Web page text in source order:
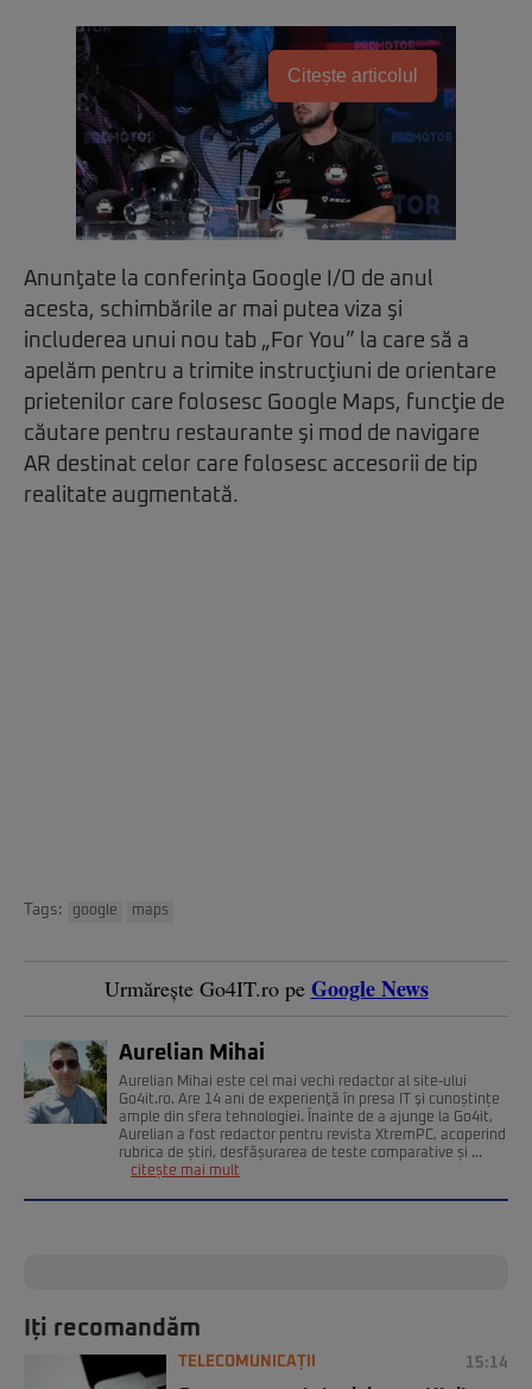
Citește articolul
Anunţate la conferinţa Google I/O de anul
acesta, schimbările ar mai putea viza şi
includerea unui nou tab „For You” la care să a
apelăm pentru a trimite instrucţiuni de orientare
prietenilor care folosesc Google Maps, funcţie de
căutare pentru restaurante şi mod de navigare
AR destinat celor care folosesc accesorii de tip
realitate augmentată.
Tags: google maps
Urmărește Go4IT.ro pe Google News
Aurelian Mihai
Aurelian Mihai este cel mai vechi redactor al site-ului
Go4it.ro. Are 14 ani de experienţă în presa IT şi cunoștințe
ample din sfera tehnologiei. Înainte de a ajunge la Go4it,
Aurelian a fost redactor pentru revista XtremPC, acoperind
rubrica de știri, desfășurarea de teste comparative și ...
citește mai mult
Iți recomandăm
TELECOMUNICAȚII 15:14